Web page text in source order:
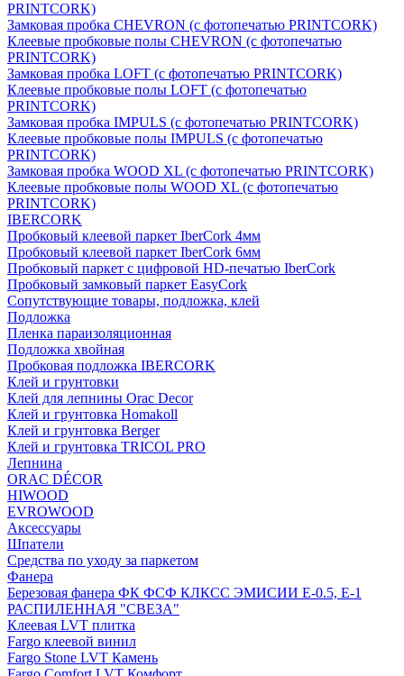
PRINTCORK)
Замковая пробка CHEVRON (с фотопечатью PRINTCORK)
Клеевые пробковые полы CHEVRON (с фотопечатью
PRINTCORK)
Замковая пробка LOFT (с фотопечатью PRINTCORK)
Клеевые пробковые полы LOFT (с фотопечатью
PRINTCORK)
Замковая пробка IMPULS (с фотопечатью PRINTCORK)
Клеевые пробковые полы IMPULS (с фотопечатью
PRINTCORK)
Замковая пробка WOOD XL (с фотопечатью PRINTCORK)
Клеевые пробковые полы WOOD XL (с фотопечатью
PRINTCORK)
IBERCORK
Пробковый клеевой паркет IberCork 4мм
Пробковый клеевой паркет IberCork 6мм
Пробковый паркет с цифровой HD-печатью IberCork
Пробковый замковый паркет EasyCork
Сопутствующие товары, подложка, клей
Подложка
Пленка параизоляционная
Подложка хвойная
Пробковая подложка IBERCORK
Клей и грунтовки
Клей для лепнины Orac Decor
Клей и грунтовка Homakoll
Клей и грунтовка Berger
Клей и грунтовка TRICOL PRO
Лепнина
ORAC DÉCOR
HIWOOD
EVROWOOD
Аксессуары
Шпатели
Средства по уходу за паркетом
Фанера
Березовая фанера ФК ФСФ КЛКСС ЭМИСИИ Е-0.5, Е-1
РАСПИЛЕННАЯ "СВЕЗА"
Клеевая LVT плитка
Fargo клеевой винил
Fargo Stone LVT Камень